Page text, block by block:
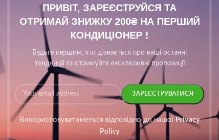
ПРИВІТ, ЗАРЕЄСТРУЙСЯ ТА
ОТРИМАЙ ЗНИЖКУ 200₴ НА ПЕРШИЙ
КОНДИЦІОНЕР !
Будьте першим, хто дізнається про наші останні
тенденції та отримуйте ексклюзивні пропозиції
Використовуватиметься відповідно до нашої Privacy
Policy